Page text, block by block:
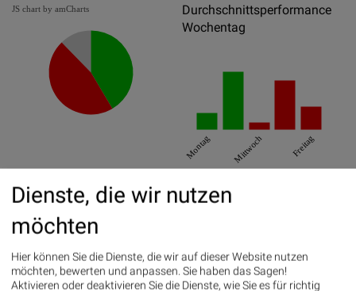
JS chart by amCharts
Durchschnittsperformance
Wochentag
Montag Mittwoch Freitag
Huemer
23.03.2020
03.06.2020
Dienste, die wir nutzen
möchten
Hier können Sie die Dienste, die wir auf dieser Website nutzen
möchten, bewerten und anpassen. Sie haben das Sagen!
Aktivieren oder deaktivieren Sie die Dienste, wie Sie es für richtig